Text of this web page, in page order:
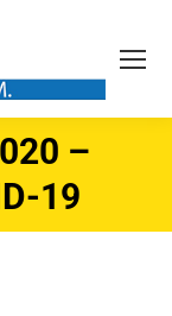
–
19